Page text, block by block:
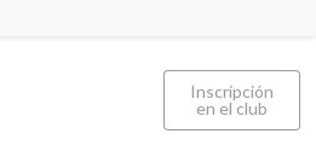
Inscripción
en el club